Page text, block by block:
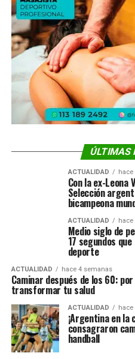
ÚLTIMAS
ACTUALIDAD hace
Con la ex-Leona
Selección
bicampeona
ACTUALIDAD hace
Medio siglo de
17 segundos
deporte
ACTUALIDAD hace 4 semanas
Caminar después de los 60:
transformar tu salud
ACTUALIDAD hace
¡Argentina en la
consagraron
handball